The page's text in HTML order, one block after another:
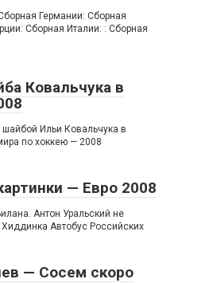
Германии: Сборная
Сборная Италии: : Сборная
Ковальчука в
Ильи Ковальчука в
по хоккею — 2008
— Евро 2008
Антон Уральский не
Автобус Российских
— Сосем скоро